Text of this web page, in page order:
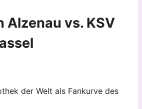
Alzenau vs. KSV
der Welt als Fankurve des